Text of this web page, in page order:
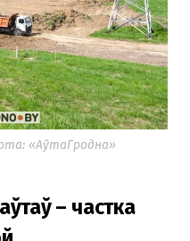
«АўтаГродна»
– частка